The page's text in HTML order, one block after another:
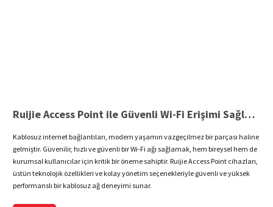
Ruijie Access Point ile Güvenli Wi-Fi Erişimi Sağlayın
Kablosuz internet bağlantıları, modern yaşamın vazgeçilmez bir parçası haline
gelmiştir. Güvenilir, hızlı ve güvenli bir Wi-Fi ağı sağlamak, hem bireysel hem de
kurumsal kullanıcılar için kritik bir öneme sahiptir. Ruijie Access Point cihazları,
üstün teknolojik özellikleri ve kolay yönetim seçenekleriyle güvenli ve yüksek
performanslı bir kablosuz ağ deneyimi sunar.